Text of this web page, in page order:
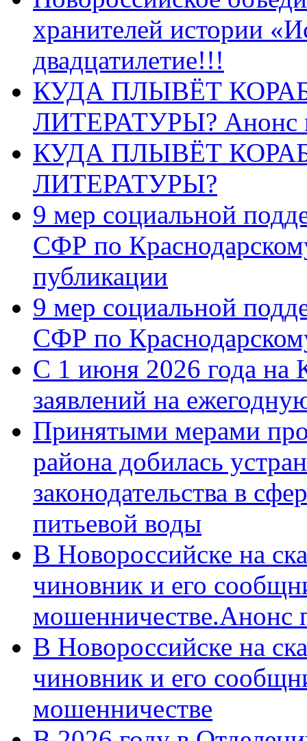
хранителей истории
двадцатилетие!!!
КУДА ПЛЫВЁТ
ЛИТЕРАТУРЫ? Анонс
КУДА ПЛЫВЁТ
ЛИТЕРАТУРЫ?
9 мер социальной
СФР по
публикации
9 мер социальной
СФР по
С 1 июня 2026 года на
заявлений на
Принятыми мерами
района добилась
законодательства в
питьевой воды
В Новороссийске на
чиновник и его
мошенничестве.Анонс
В Новороссийске на
чиновник и его
мошенничестве